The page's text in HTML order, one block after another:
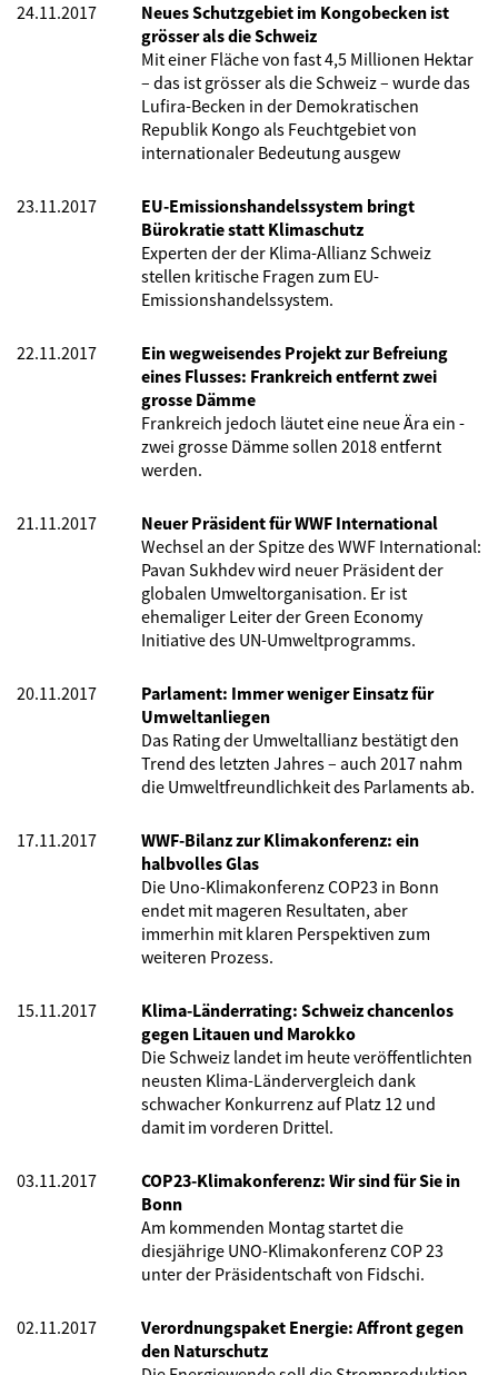
24.11.2017
Neues Schutzgebiet im Kongobecken ist
grösser als die Schweiz
Mit einer Fläche von fast 4,5 Millionen Hektar
– das ist grösser als die Schweiz – wurde das
Lufira-Becken in der Demokratischen
Republik Kongo als Feuchtgebiet von
internationaler Bedeutung ausgew
23.11.2017
EU-Emissionshandelssystem bringt
Bürokratie statt Klimaschutz
Experten der der Klima-Allianz Schweiz
stellen kritische Fragen zum EU-
Emissionshandelssystem.
22.11.2017
Ein wegweisendes Projekt zur Befreiung
eines Flusses: Frankreich entfernt zwei
grosse Dämme
Frankreich jedoch läutet eine neue Ära ein -
zwei grosse Dämme sollen 2018 entfernt
werden.
21.11.2017
Neuer Präsident für WWF International
Wechsel an der Spitze des WWF International:
Pavan Sukhdev wird neuer Präsident der
globalen Umweltorganisation. Er ist
ehemaliger Leiter der Green Economy
Initiative des UN-Umweltprogramms.
20.11.2017
Parlament: Immer weniger Einsatz für
Umweltanliegen
Das Rating der Umweltallianz bestätigt den
Trend des letzten Jahres – auch 2017 nahm
die Umweltfreundlichkeit des Parlaments ab.
17.11.2017
WWF-Bilanz zur Klimakonferenz: ein
halbvolles Glas
Die Uno-Klimakonferenz COP23 in Bonn
endet mit mageren Resultaten, aber
immerhin mit klaren Perspektiven zum
weiteren Prozess.
15.11.2017
Klima-Länderrating: Schweiz chancenlos
gegen Litauen und Marokko
Die Schweiz landet im heute veröffentlichten
neusten Klima-Ländervergleich dank
schwacher Konkurrenz auf Platz 12 und
damit im vorderen Drittel.
03.11.2017
COP23-Klimakonferenz: Wir sind für Sie in
Bonn
Am kommenden Montag startet die
diesjährige UNO-Klimakonferenz COP 23
unter der Präsidentschaft von Fidschi.
02.11.2017
Verordnungspaket Energie: Affront gegen
den Naturschutz